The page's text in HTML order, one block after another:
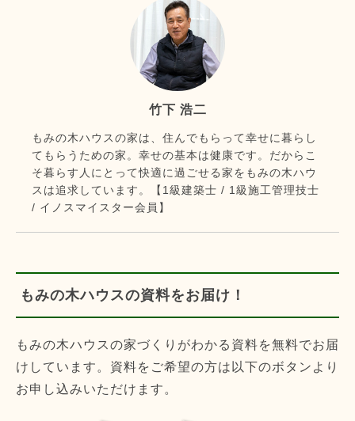
竹下 浩二
もみの木ハウスの家は、住んでもらって幸せに暮らし
てもらうための家。幸せの基本は健康です。だからこ
そ暮らす人にとって快適に過ごせる家をもみの木ハウ
スは追求しています。【1級建築士 / 1級施工管理技士
/ イノスマイスター会員】
もみの木ハウスの資料をお届け！
もみの木ハウスの家づくりがわかる資料を無料でお届
けしています。資料をご希望の方は以下のボタンより
お申し込みいただけます。